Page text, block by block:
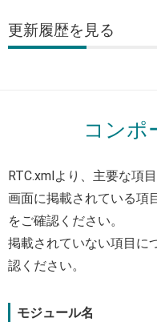
更新履歴
コンポ
RTC.xmlより、主要な項
画面に掲載されている項
をご確認ください。
掲載されていない項目に
認ください。
モジュール名